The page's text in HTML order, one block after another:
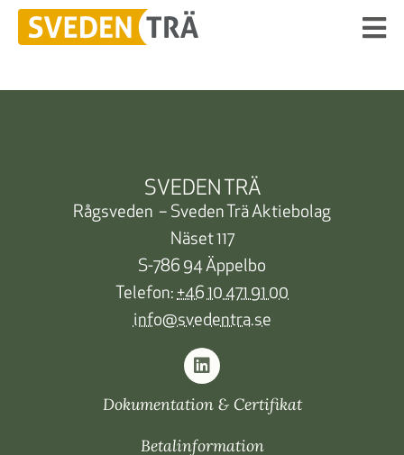
SVEDEN TRÄ
Rågsveden – Sveden Trä Aktiebolag
Näset 117
S-786 94 Äppelbo
Telefon: +46 10 471 91 00
info@svedentra.se
Dokumentation & Certifikat
Betalinformation